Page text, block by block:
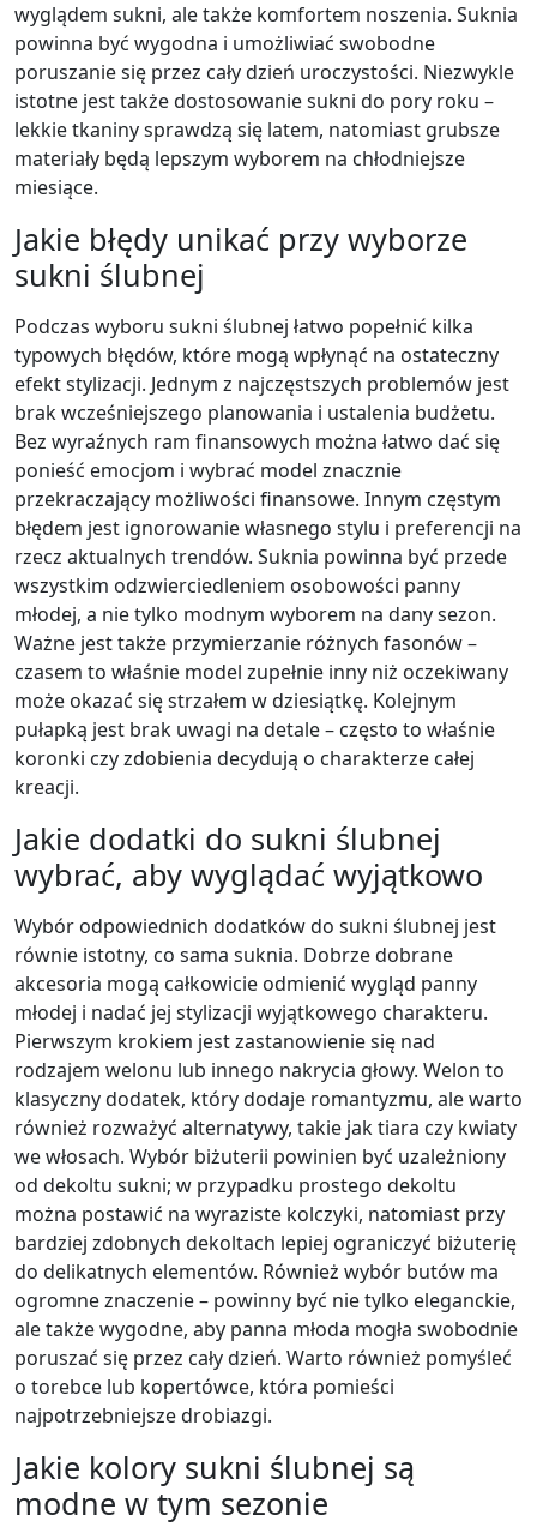
wyglądem sukni, ale także komfortem noszenia. Suknia
powinna być wygodna i umożliwiać swobodne
poruszanie się przez cały dzień uroczystości. Niezwykle
istotne jest także dostosowanie sukni do pory roku –
lekkie tkaniny sprawdzą się latem, natomiast grubsze
materiały będą lepszym wyborem na chłodniejsze
miesiące.
Jakie błędy unikać przy wyborze
sukni ślubnej
Podczas wyboru sukni ślubnej łatwo popełnić kilka
typowych błędów, które mogą wpłynąć na ostateczny
efekt stylizacji. Jednym z najczęstszych problemów jest
brak wcześniejszego planowania i ustalenia budżetu.
Bez wyraźnych ram finansowych można łatwo dać się
ponieść emocjom i wybrać model znacznie
przekraczający możliwości finansowe. Innym częstym
błędem jest ignorowanie własnego stylu i preferencji na
rzecz aktualnych trendów. Suknia powinna być przede
wszystkim odzwierciedleniem osobowości panny
młodej, a nie tylko modnym wyborem na dany sezon.
Ważne jest także przymierzanie różnych fasonów –
czasem to właśnie model zupełnie inny niż oczekiwany
może okazać się strzałem w dziesiątkę. Kolejnym
pułapką jest brak uwagi na detale – często to właśnie
koronki czy zdobienia decydują o charakterze całej
kreacji.
Jakie dodatki do sukni ślubnej
wybrać, aby wyglądać wyjątkowo
Wybór odpowiednich dodatków do sukni ślubnej jest
równie istotny, co sama suknia. Dobrze dobrane
akcesoria mogą całkowicie odmienić wygląd panny
młodej i nadać jej stylizacji wyjątkowego charakteru.
Pierwszym krokiem jest zastanowienie się nad
rodzajem welonu lub innego nakrycia głowy. Welon to
klasyczny dodatek, który dodaje romantyzmu, ale warto
również rozważyć alternatywy, takie jak tiara czy kwiaty
we włosach. Wybór biżuterii powinien być uzależniony
od dekoltu sukni; w przypadku prostego dekoltu
można postawić na wyraziste kolczyki, natomiast przy
bardziej zdobnych dekoltach lepiej ograniczyć biżuterię
do delikatnych elementów. Również wybór butów ma
ogromne znaczenie – powinny być nie tylko eleganckie,
ale także wygodne, aby panna młoda mogła swobodnie
poruszać się przez cały dzień. Warto również pomyśleć
o torebce lub kopertówce, która pomieści
najpotrzebniejsze drobiazgi.
Jakie kolory sukni ślubnej są
modne w tym sezonie